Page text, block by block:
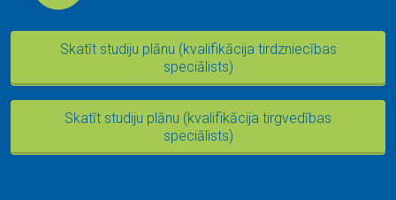
Skatīt studiju plānu (kvalifikācija tirdzniecības
speciālists)
Skatīt studiju plānu (kvalifikācija tirgvedības
speciālists)